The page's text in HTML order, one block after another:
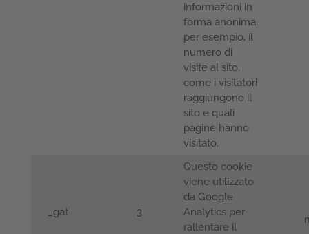
informazioni in
forma anonima,
per esempio, il
numero di
visite al sito,
come i visitatori
raggiungono il
sito e quali
pagine hanno
visitato.
_gat 3
Questo cookie
viene utilizzato
da Google
Analytics per
rallentare il